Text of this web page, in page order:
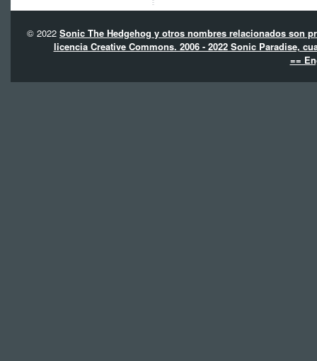
© 2022 Sonic The Hedgehog y otros nombres relacionados son
licencia Creative Commons. 2006 - 2022 Sonic Paradise,
==